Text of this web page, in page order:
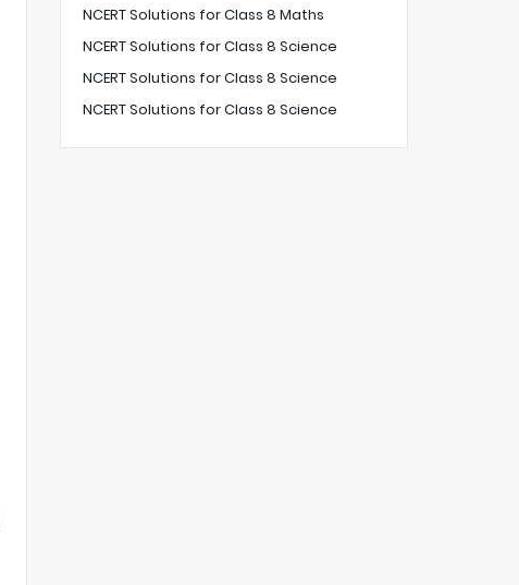
NCERT Solutions for Class 8 Maths
NCERT Solutions for Class 8 Science
NCERT Solutions for Class 8 Science
NCERT Solutions for Class 8 Science